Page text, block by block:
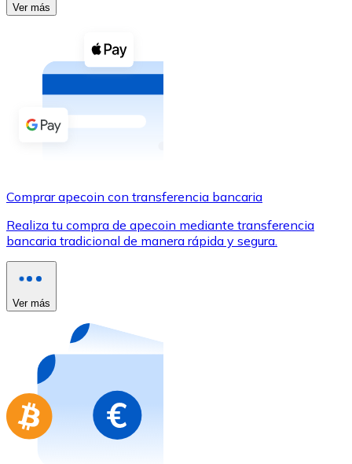
Ver todo
Compra criptomonedas con efectivo en tu tienda más
Comprar con efectivo
Transferencia SEPA
Utiliza tarjetas Visa y Mastercard para comprar
Comprar con tarjeta
Compra tarjetas regalo de tus marcas favoritas con
Ir a la tienda de tarjetas regalo
Ver más
Comprar apecoin con transferencia bancaria
Realiza tu compra de apecoin mediante transferencia
bancaria tradicional de manera rápida y segura.
Ver más